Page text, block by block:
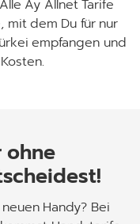
Ay Allnet Tarife
mit dem Du für nur
empfangen und
Handy? Bei